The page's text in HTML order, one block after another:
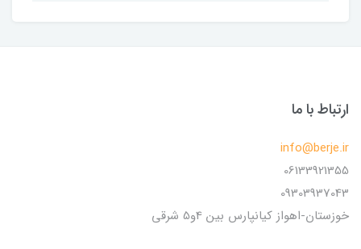
ارتباط با ما
info@berje.ir
06133921355
09303937043
خوزستان-اهواز کیانپارس بین 4و5 شرقی